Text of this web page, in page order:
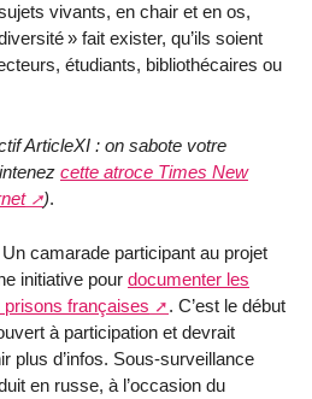
vivants, en chair et en os,
» fait exister, qu’ils soient
étudiants, bibliothécaires ou
ArticleXI : on sabote votre
cette atroce Times New
).
Un camarade participant au projet
initiative pour documenter les
françaises
. C’est le début
à participation et devrait
plus d’infos. Sous-surveillance
en russe, à l’occasion du